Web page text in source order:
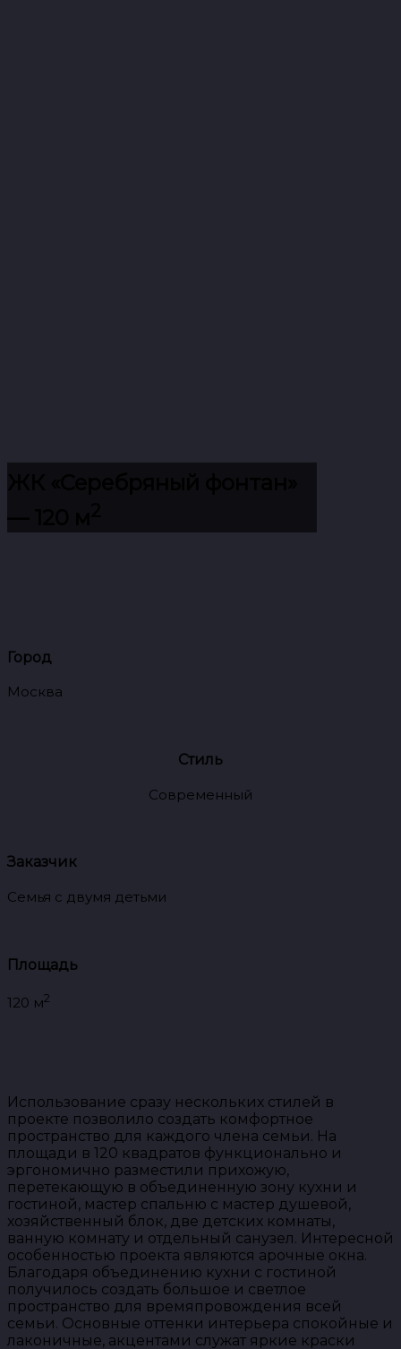
Город
Москва
Стиль
Современный
Заказчик
Семья с двумя детьми
Площадь
120 м2
Использование сразу нескольких стилей в
проекте позволило создать комфортное
пространство для каждого члена семьи. На
площади в 120 квадратов функционально и
эргономично разместили прихожую,
перетекающую в объединенную зону кухни и
гостиной, мастер спальню с мастер душевой,
хозяйственный блок, две детских комнаты,
ванную комнату и отдельный санузел. Интересной
особенностью проекта являются арочные окна.
Благодаря объединению кухни с гостиной
получилось создать большое и светлое
пространство для времяпровождения всей
семьи. Основные оттенки интерьера спокойные и
лаконичные, акцентами служат яркие краски